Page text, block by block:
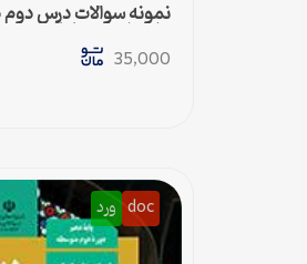
نمونه سوالات درس دوم
علوم انسانی با پاسخ
35,000
doc ورد